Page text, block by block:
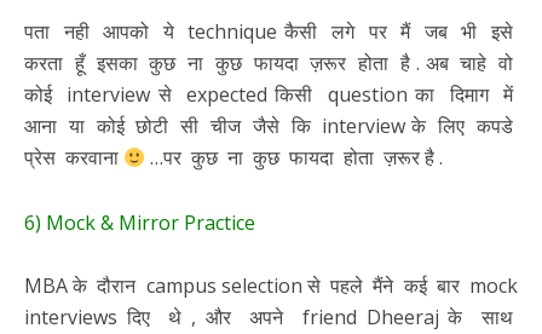
पता नही आपको ये technique कैसी लगे पर मैं जब भी इसे
करता हूँ इसका कुछ ना कुछ फायदा ज़रूर होता है . अब चाहे वो
कोई interview से expected किसी question का दिमाग में
आना या कोई छोटी सी चीज जैसे कि interview के लिए कपडे
प्रेस करवाना
…पर कुछ ना कुछ फायदा होता ज़रूर है .
6) Mock & Mirror Practice
MBA के दौरान campus selection से पहले मैंने कई बार mock
interviews दिए थे , और अपने friend Dheeraj के साथ